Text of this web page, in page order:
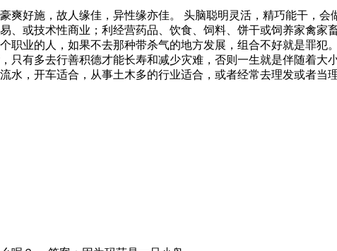
爽好施，故人缘佳，异性缘亦佳。 头脑聪明灵活，精巧能干，
、或技术性商业；利经营药品、饮食、饲料、饼干或饲养家禽家
职业的人，如果不去那种带杀气的地方发展，组合不好就是罪犯
只有多去行善积德才能长寿和减少灾难，否则一生就是伴随着大
水，开车适合，从事土木多的行业适合，或者经常去理发或者当